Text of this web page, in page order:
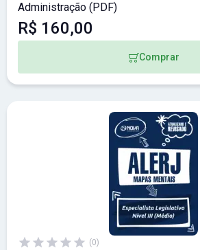
Administração (PDF)
R$ 160,00
Comprar
(0)